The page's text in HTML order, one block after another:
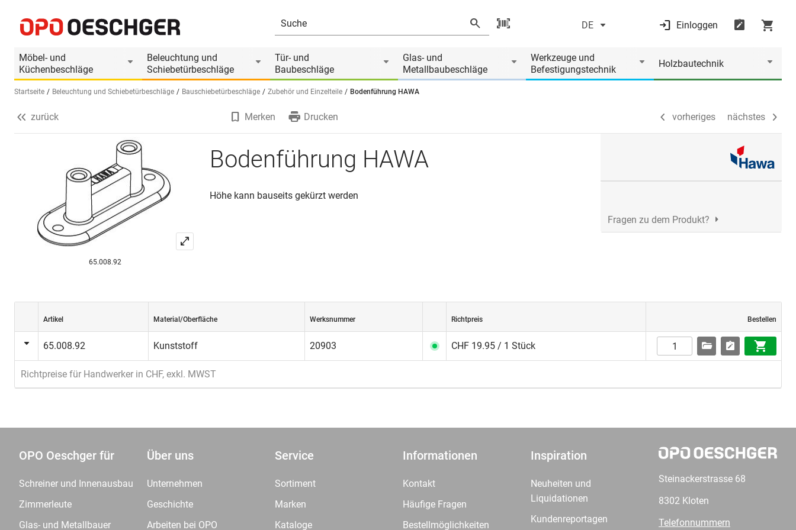
DE Einloggen
Möbel- und
Küchenbeschläge
Beleuchtung und
Schiebetürbeschläge
Tür- und
Baubeschläge
Glas- und
Metallbaubeschläge
Werkzeuge und
Befestigungstechnik
Holzbautechnik
Sprache wählen (DE)
Startseite Beleuchtung und Schiebetürbeschläge Bauschiebetürbeschläge Zubehör und Einzelteile Bodenführung HAWA
Produktinformationen
vorheriges nächstes
zurück Merken Drucken vorheriges nächstes
65.008.92
Bodenführung HAWA
Höhe kann bauseits gekürzt werden
Fragen zu dem Produkt?
Artikel Material/Oberfläche Werksnummer Richtpreis Bestellen
65.008.92 Kunststoff 20903 CHF 19.95 / 1 Stück
Richtpreise für Handwerker in CHF, exkl. MWST
OPO Oeschger für
Schreiner und Innenausbau
Zimmerleute
Glas- und Metallbauer
Über uns
Unternehmen
Geschichte
Arbeiten bei OPO
Service
Sortiment
Marken
Kataloge
Informationen
Kontakt
Häufige Fragen
Bestellmöglichkeiten
Inspiration
Neuheiten und
Liquidationen
Kundenreportagen
Steinackerstrasse 68
8302 Kloten
Telefonnummern